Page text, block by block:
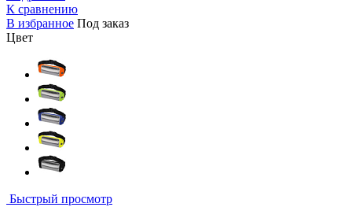
К сравнению
В избранное Под заказ
Цвет
Быстрый просмотр